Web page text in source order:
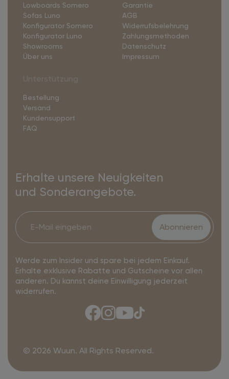
Lowboards Somero
Sofas Luno
Konfigurator Somero
Konfigurator Luno
Showrooms
Über uns
Garantie
AGB
Widerrufsbelehrung
Zahlungsmethoden
Datenschutz
Impressum
Bestellung
Versand
Kundensupport
FAQ
Erhalte unsere Neuigkeiten
und Sonderangebote.
Abonnieren
Werde zum Insider und spare bei jedem Einkauf.
Erhalte exklusive Rabatte und Gutscheine vor allen
anderen. Du kannst deine Einwilligung jederzeit
widerrufen.
© 2026 Wuun. All Rights Reserved.